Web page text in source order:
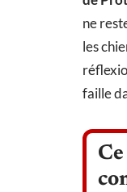
ne
les
faille